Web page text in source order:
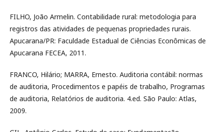
FILHO, João Armelin. Contabilidade rural: metodologia para
registros das atividades de pequenas propriedades rurais.
Apucarana/PR: Faculdade Estadual de Ciências Econômicas de
Apucarana FECEA, 2011.
FRANCO, Hilário; MARRA, Ernesto. Auditoria contábil: normas
de auditoria, Procedimentos e papéis de trabalho, Programas
de auditoria, Relatórios de auditoria. 4.ed. São Paulo: Atlas,
2009.